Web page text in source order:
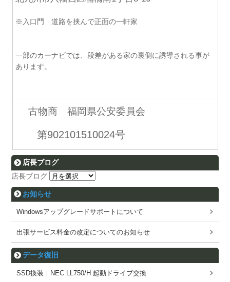
※入口門 道路を挟んで正面の一軒家
一部のカーナビでは、段差がある家の裏側に誘導される事が
あります。
古物商 福岡県公安委員会
第902101510024号
店長ブログ
店長ブログ
お知らせ
Windowsアップグレードサポートについて
出張サービス料金の改定についてのお知らせ
データ復旧
SSD換装｜NEC LL750/H 起動ドライブ交換